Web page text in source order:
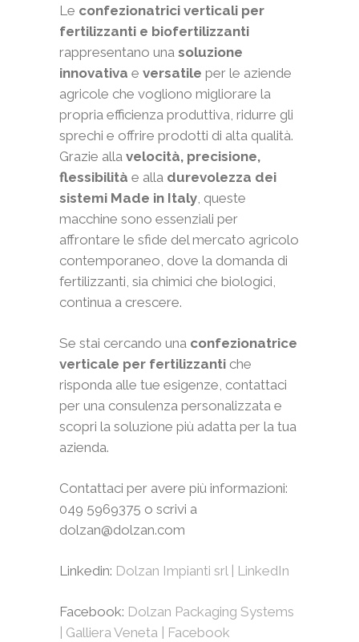
Le confezionatrici verticali per
fertilizzanti e biofertilizzanti
rappresentano una soluzione
innovativa e versatile per le aziende
agricole che vogliono migliorare la
propria efficienza produttiva, ridurre gli
sprechi e offrire prodotti di alta qualità.
Grazie alla velocità, precisione,
flessibilità e alla durevolezza dei
sistemi Made in Italy, queste
macchine sono essenziali per
affrontare le sfide del mercato agricolo
contemporaneo, dove la domanda di
fertilizzanti, sia chimici che biologici,
continua a crescere.
Se stai cercando una confezionatrice
verticale per fertilizzanti che
risponda alle tue esigenze, contattaci
per una consulenza personalizzata e
scopri la soluzione più adatta per la tua
azienda.
Contattaci per avere più informazioni:
049 5969375 o scrivi a
dolzan@dolzan.com
Linkedin: Dolzan Impianti srl | LinkedIn
Facebook: Dolzan Packaging Systems
| Galliera Veneta | Facebook